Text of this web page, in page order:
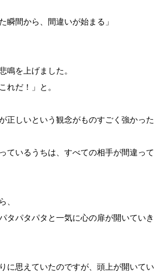
瞬間から、間違いが始まる」
鳴を上げました。
れだ！」と。
正しいという観念がものすごく強かった
ているうちは、すべての相手が間違って
、
パタパタと一気に心の扉が開いていき
に思えていたのですが、頭上が開いてい